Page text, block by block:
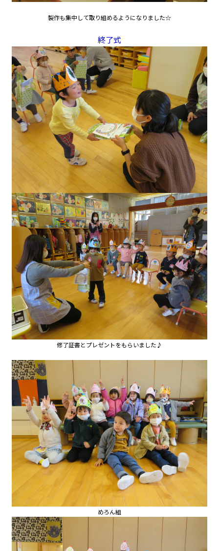
製作も集中して取り組めるようになりました☆
終了式
修了証書とプレゼントをもらいました♪
めろん組